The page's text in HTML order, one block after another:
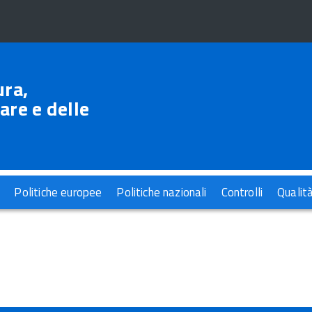
e delle
Politiche europee Politiche nazionali Controlli